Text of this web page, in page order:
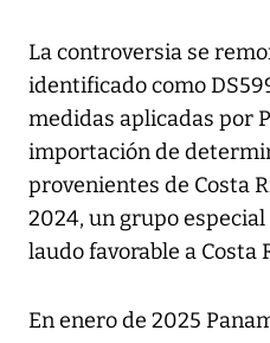
La controversia se
identificado como
medidas aplicadas por
importación de
provenientes de Costa
2024, un grupo
laudo favorable a Costa
En enero de 2025